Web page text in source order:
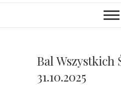
Bal Wszystkich
31.10.2025